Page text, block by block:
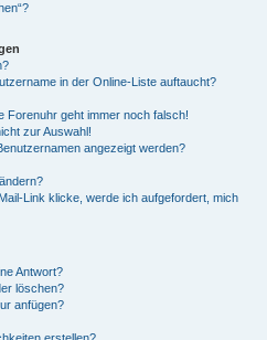
in der Online-Liste auftaucht?
Forenuhr geht immer noch falsch!
zur Auswahl!
angezeigt werden?
Link klicke, werde ich aufgefordert, mich
Antwort?
löschen?
anfügen?